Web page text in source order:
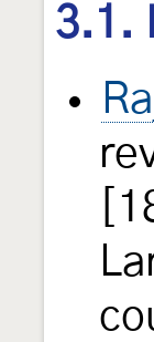
3.1.